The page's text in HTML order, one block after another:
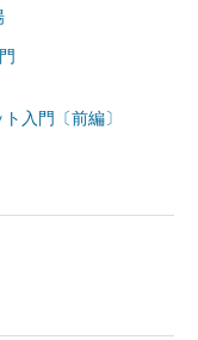
入門〔前編〕